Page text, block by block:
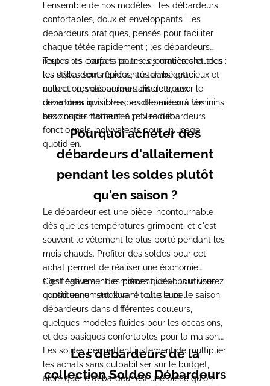
l'ensemble de nos modèles : les débardeurs
confortables, doux et enveloppants ; les
débardeurs pratiques, pensés pour faciliter
chaque tétée rapidement ; les débardeurs
respirants, parfaits pourles journées chaudes ;
les débardeursfluides, au tombé gracieux et
naturel ;les débardeurs discrets, aux
ouvertures invisibles ; les débardeurs féminins,
aux coupes flatteuses ; et lesdébardeurs
fonctionnels, polyvalentspour un usage
quotidien.
Toutes les coupes, toutes les matières et tous
les styles sont représentés dans cette
collection, vous permettant de trouver le
débardeur qui correspond le mieux àvos
besoins du moment, à prix réduit.
Pourquoi acheter des
débardeurs d'allaitement
pendant les soldes plutôt
qu'en saison ?
Le débardeur est une pièce incontournable
dès que les températures grimpent, et c'est
souvent le vêtement le plus porté pendant les
mois chauds. Profiter des soldes pour cet
achat permet de réaliser une économie
significative sur des pièces que vousutiliserez
quotidiennement durant toutela belle saison.
C'est également lemoment idéal pour vous
constituer unstock varié : plusieurs
débardeurs dans différentes couleurs,
quelques modèles fluides pour les occasions,
et des basiques confortables pour la maison.
Les soldes permettent justement de multiplier
les achats sans culpabiliser sur le budget,
alors que le débardeurest une pièce qu'on
Les débardeurs de la
collection Soldes Débardeurs